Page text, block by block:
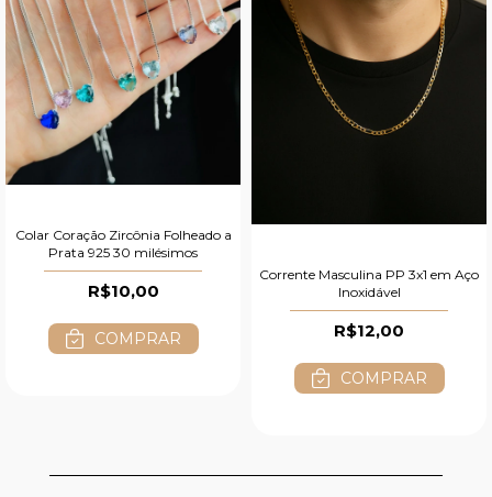
Colar Coração Zircônia Folheado a
Prata 925 30 milésimos
R$10,00
COMPRAR
Corrente Masculina PP 3x1 em Aço
Inoxidável
R$12,00
COMPRAR